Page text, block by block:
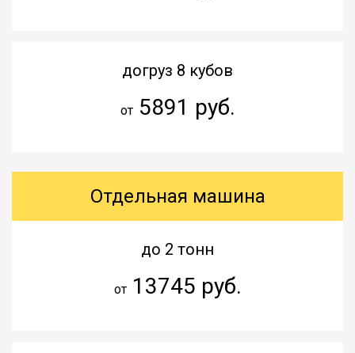
догруз 8 кубов
от5891 руб.
Отдельная машина
до 2 тонн
от13745 руб.